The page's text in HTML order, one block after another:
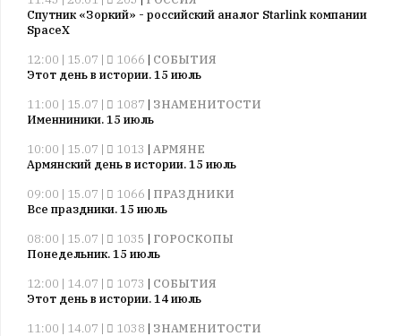
Спутник «Зоркий» - российский аналог Starlink компании
SpaceX
12:00 | 15.07 |
1066 | СОБЫТИЯ
Этот день в истории. 15 июль
11:00 | 15.07 |
1087 | ЗНАМЕНИТОСТИ
Именниники. 15 июль
10:00 | 15.07 |
1013 | АРМЯНЕ
Армянский день в истории. 15 июль
09:00 | 15.07 |
1066 | ПРАЗДНИКИ
Все праздники. 15 июль
08:00 | 15.07 |
1035 | ГОРОСКОПЫ
Понедельник. 15 июль
12:00 | 14.07 |
1073 | СОБЫТИЯ
Этот день в истории. 14 июль
11:00 | 14.07 |
1038 | ЗНАМЕНИТОСТИ